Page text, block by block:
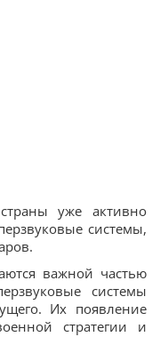
уже активно
системы,
важной частью
системы
Их появление
стратегии и